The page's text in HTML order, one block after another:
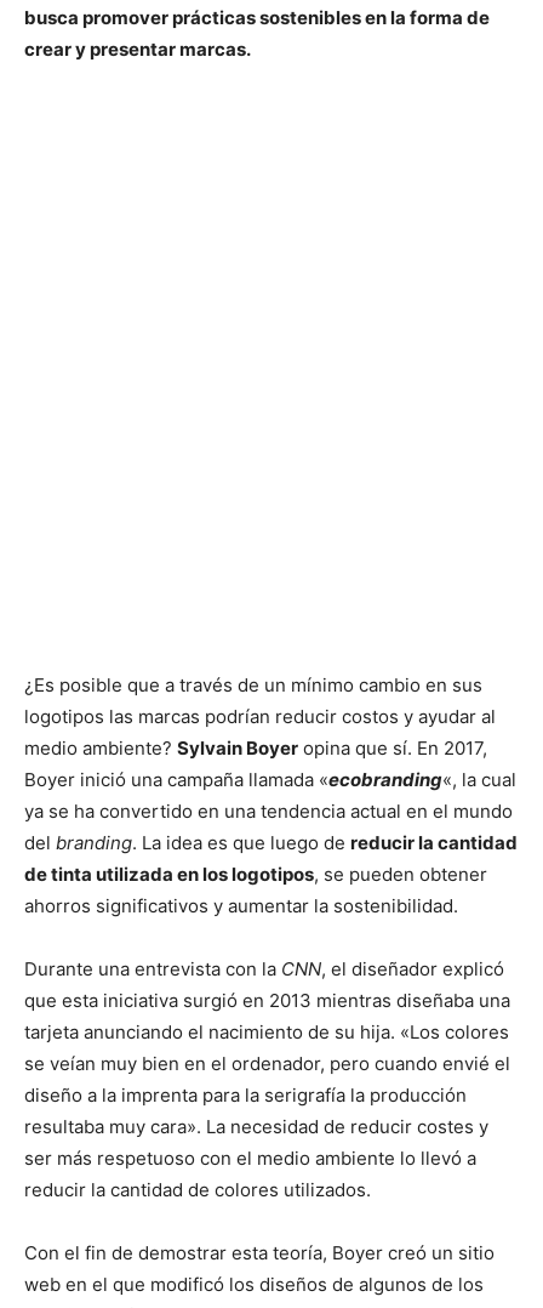
busca promover prácticas sostenibles en la forma de
crear y presentar marcas.
¿Es posible que a través de un mínimo cambio en sus
logotipos las marcas podrían reducir costos y ayudar al
medio ambiente? Sylvain Boyer opina que sí. En 2017,
Boyer inició una campaña llamada «ecobranding«, la cual
ya se ha convertido en una tendencia actual en el mundo
del branding. La idea es que luego de reducir la cantidad
de tinta utilizada en los logotipos, se pueden obtener
ahorros significativos y aumentar la sostenibilidad.
Durante una entrevista con la CNN, el diseñador explicó
que esta iniciativa surgió en 2013 mientras diseñaba una
tarjeta anunciando el nacimiento de su hija. «Los colores
se veían muy bien en el ordenador, pero cuando envié el
diseño a la imprenta para la serigrafía la producción
resultaba muy cara». La necesidad de reducir costes y
ser más respetuoso con el medio ambiente lo llevó a
reducir la cantidad de colores utilizados.
Con el fin de demostrar esta teoría, Boyer creó un sitio
web en el que modificó los diseños de algunos de los